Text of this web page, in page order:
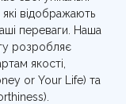
відображають
переваги. Наша
розробляє
якості,
or Your Life) та